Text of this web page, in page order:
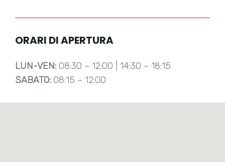
ORARI DI APERTURA
LUN-VEN: 08:30 – 12:00 | 14:30 – 18:15
SABATO: 08:15 – 12:00